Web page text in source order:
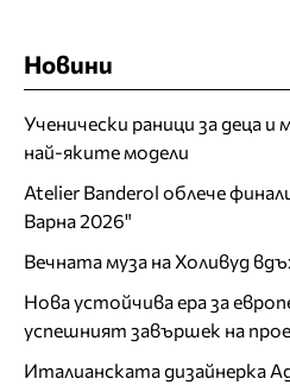
Новини
Ученически раници за деца и
най-яките модели
Atelier Banderol облече
Варна 2026"
Вечната муза на Холивуд
Нова устойчива ера за
успешният завършек на
Италианската дизайнерка